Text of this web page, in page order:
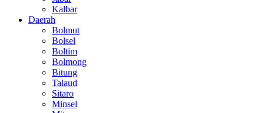
Kalbar
Daerah
Bolmut
Bolsel
Boltim
Bolmong
Bitung
Talaud
Sitaro
Minsel